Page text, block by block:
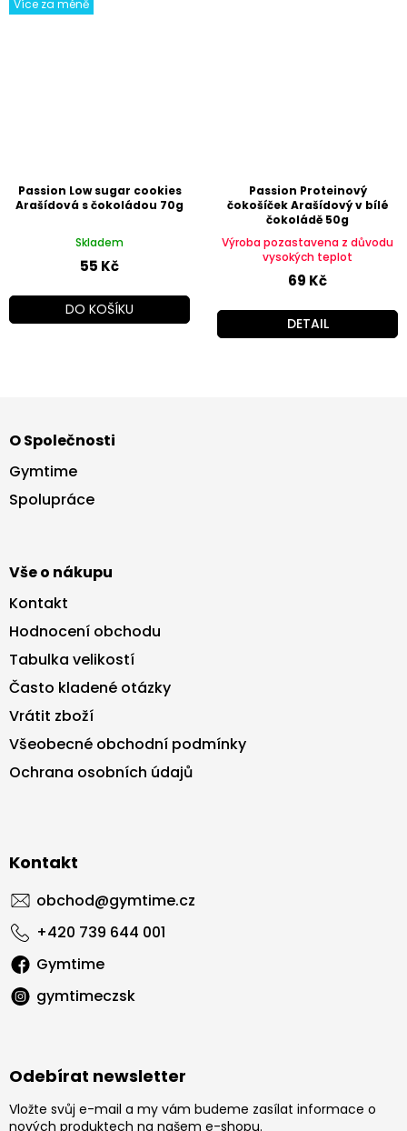
Více za méně
Passion Low sugar cookies
Arašídová s čokoládou 70g
Skladem
55 Kč
DO KOŠÍKU
Passion Proteinový
čokošíček Arašídový v bílé
čokoládě 50g
Výroba pozastavena z důvodu
vysokých teplot
69 Kč
DETAIL
p
a
O Společnosti
Gymtime
Spolupráce
Vše o nákupu
Kontakt
Hodnocení obchodu
Tabulka velikostí
Často kladené otázky
Vrátit zboží
Všeobecné obchodní podmínky
Ochrana osobních údajů
Kontakt
obchod@gymtime.cz
+420 739 644 001
Gymtime
gymtimeczsk
Odebírat newsletter
Vložte svůj e-mail a my vám budeme zasílat informace o
nových produktech na našem e-shopu.